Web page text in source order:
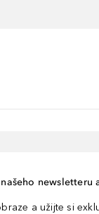
newsletteru
a užijte si